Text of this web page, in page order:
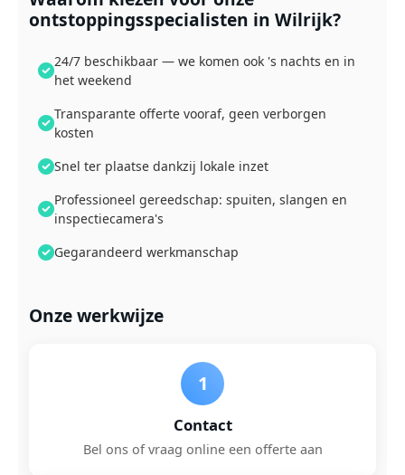
ontstoppingsspecialisten in Wilrijk?
24/7 beschikbaar — we komen ook 's nachts en in
het weekend
Transparante offerte vooraf, geen verborgen
kosten
Snel ter plaatse dankzij lokale inzet
Professioneel gereedschap: spuiten, slangen en
inspectiecamera's
Gegarandeerd werkmanschap
Onze werkwijze
1
Contact
Bel ons of vraag online een offerte aan